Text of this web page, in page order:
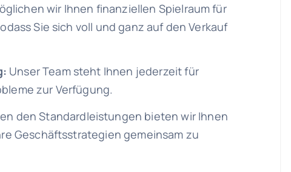
wir Ihnen finanziellen Spielraum für
Sie sich voll und ganz auf den Verkauf
Unser Team steht Ihnen jederzeit für
zur Verfügung.
den Standardleistungen bieten wir Ihnen
Geschäftsstrategien gemeinsam zu